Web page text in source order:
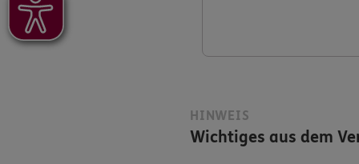
HINWEIS
Wichtiges aus dem